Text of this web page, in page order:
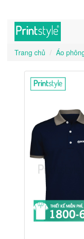
Trang chủ
Áo